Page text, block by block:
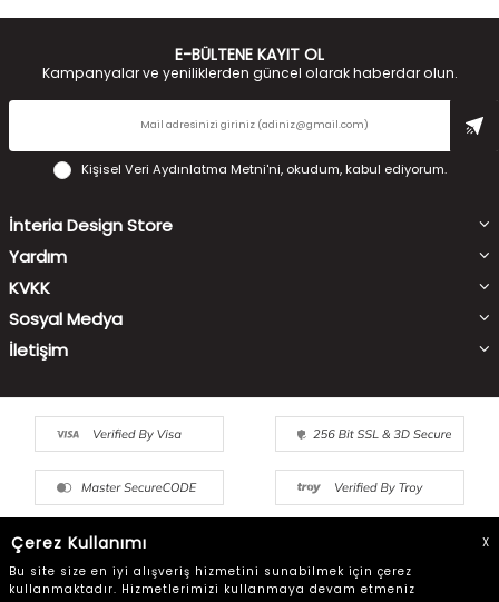
E-BÜLTENE KAYIT OL
Kampanyalar ve yeniliklerden güncel olarak haberdar olun.
Kişisel Veri Aydınlatma Metni'ni, okudum, kabul ediyorum.
İnteria Design Store
Yardım
KVKK
Sosyal Medya
İletişim
Çerez Kullanımı
X
Bu site size en iyi alışveriş hizmetini sunabilmek için çerez
kullanmaktadır. Hizmetlerimizi kullanmaya devam etmeniz